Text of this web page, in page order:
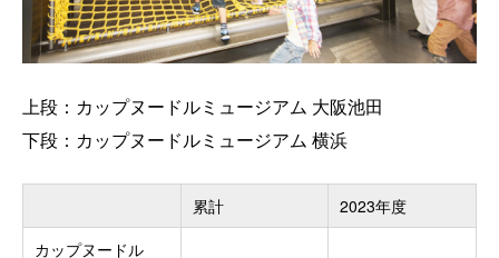
上段：カップヌードルミュージアム 大阪池田
下段：カップヌードルミュージアム 横浜
累計
2023年度
カップヌードル